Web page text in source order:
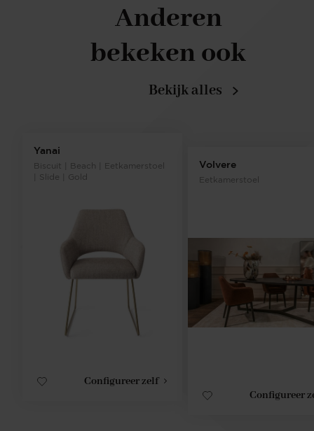
Yanai
Biscuit | Beach | Eetkamerstoel
| Slide | Gold
Configureer zelf
Volvere
Eetkamerstoel
Configureer
Anderen
bekeken ook
Bekijk alles